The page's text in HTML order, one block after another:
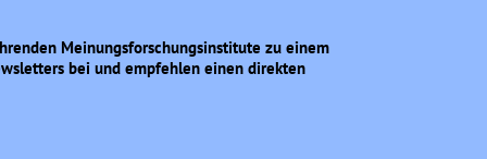
Meinungsforschungsinstitute zu einem
bei und empfehlen einen direkten